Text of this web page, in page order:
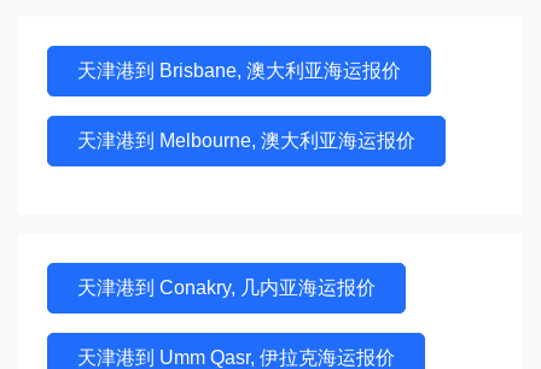
天津港到 Brisbane, 澳大利亚海运报价
天津港到 Melbourne, 澳大利亚海运报价
天津港到 Conakry, 几内亚海运报价
天津港到 Umm Qasr, 伊拉克海运报价